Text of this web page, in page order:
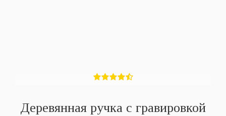
Деревянная ручка с гравировкой